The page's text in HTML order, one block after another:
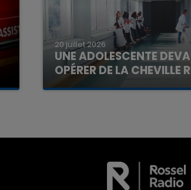
20 juillet 2026
UNE ADOLESCENTE
OPÉRER DE LA CHEVILLE
La famille a porté plainte
La Team du